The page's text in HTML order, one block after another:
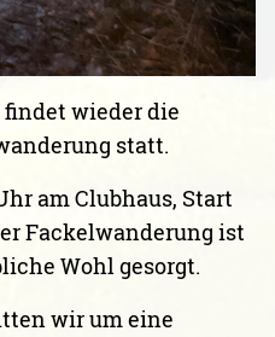
findet wieder die
statt.
am Clubhaus, Start
Fackelwanderung ist
Wohl gesorgt.
wir um eine